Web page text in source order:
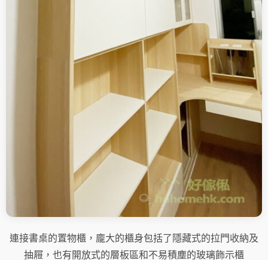
連接書桌的置物櫃，龐大的櫃身包括了隱藏式的拉門收納及
抽屜，也有開放式的層板區和不易積塵的玻璃飾示櫃